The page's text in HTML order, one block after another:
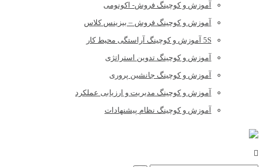
آموزش و کوچینگ فروش- اکونومی
آموزش و کوچینگ فروش – بیزینس کلاس
5S آموزش و کوچینگ آراستگی محیط کار
آموزش و کوچینگ تدوین استراتژی
آموزش و کوچینگ جانشین پروری
آموزش و کوچینگ مدیریت و ارزیابی عملکرد
آموزش و کوچینگ نظام پیشنهادات